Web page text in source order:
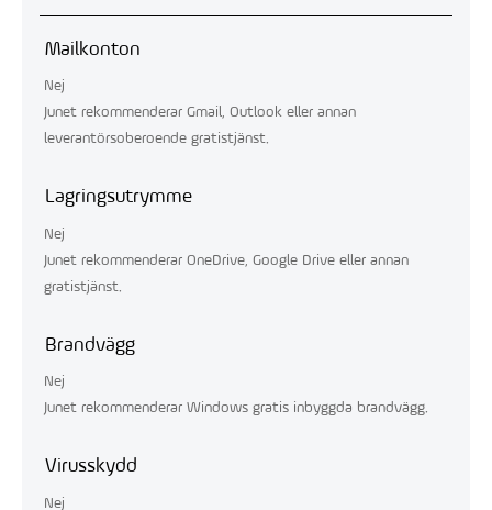
Mailkonton
Nej
Junet rekommenderar Gmail, Outlook eller annan
leverantörsoberoende gratistjänst.
Lagringsutrymme
Nej
Junet rekommenderar OneDrive, Google Drive eller annan
gratistjänst.
Brandvägg
Nej
Junet rekommenderar Windows gratis inbyggda brandvägg.
Virusskydd
Nej